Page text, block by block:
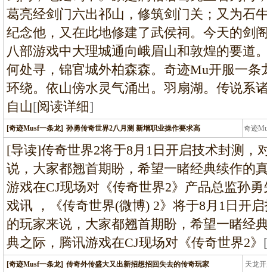
葛亮经剑门六出祁山，修筑剑门关；又为石
纪念他，又在此地修建了武侯祠。今天的剑
八部游戏中大理城通向峨眉山和敦煌的要道
何处寻，锦官城外柏森森。奇迹Mu开服一
环绕。依山傍水灵气涌出。羽扇湖。传说系
自山[阅读详细]
[奇迹Musf一条龙] 孙勇传奇世界2八月测 新增职业操作要求高 奇迹
条
[导读]传奇世界2将于8月1日开启技术封测，
说，大家都翘首期盼，希望一睹经典续作的
游戏在CJ现场对《传奇世界2》产品总监孙
戏讯 ，《传奇世界(微博) 2》将于8月1日开
的玩家来说，大家都翘首期盼，希望一睹经
典之际，腾讯游戏在CJ现场对《传奇世界2》 [
[奇迹Musf一条龙] 传奇外传盛大又出新招想招回失去的传奇玩家 天龙